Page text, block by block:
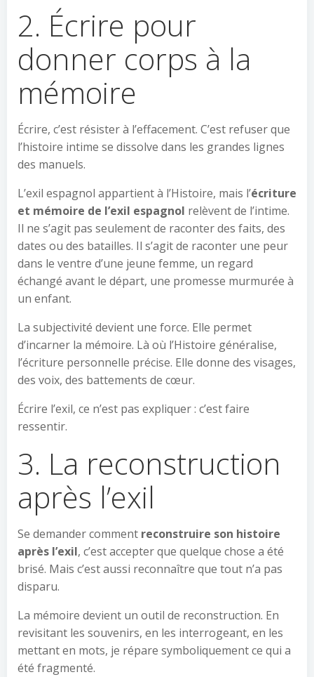
2. Écrire pour
donner corps à la
mémoire
Écrire, c’est résister à l’effacement. C’est refuser que
l’histoire intime se dissolve dans les grandes lignes
des manuels.
L’exil espagnol appartient à l’Histoire, mais l’écriture
et mémoire de l’exil espagnol relèvent de l’intime.
Il ne s’agit pas seulement de raconter des faits, des
dates ou des batailles. Il s’agit de raconter une peur
dans le ventre d’une jeune femme, un regard
échangé avant le départ, une promesse murmurée à
un enfant.
La subjectivité devient une force. Elle permet
d’incarner la mémoire. Là où l’Histoire généralise,
l’écriture personnelle précise. Elle donne des visages,
des voix, des battements de cœur.
Écrire l’exil, ce n’est pas expliquer : c’est faire
ressentir.
3. La reconstruction
après l’exil
Se demander comment reconstruire son histoire
après l’exil, c’est accepter que quelque chose a été
brisé. Mais c’est aussi reconnaître que tout n’a pas
disparu.
La mémoire devient un outil de reconstruction. En
revisitant les souvenirs, en les interrogeant, en les
mettant en mots, je répare symboliquement ce qui a
été fragmenté.